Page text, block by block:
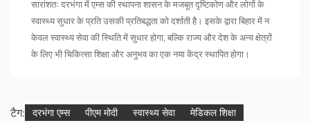
सारांशतः दरभंगा में एम्स की स्थापना शासन के मजबूत दृष्टिकोण और लोगों के
स्वास्थ्य सुधार के प्रति उसकी प्रतिबद्धता को दर्शाती है। इसके द्वारा बिहार में न
केवल स्वास्थ्य सेवा की स्थिति में सुधार होगा, बल्कि राज्य और देश के अन्य क्षेत्रों
के लिए भी चिकित्सा शिक्षा और अनुभव का एक नया केंद्र स्थापित होगा।
टैग: दरभंगा एम्स पीएम मोदी स्वास्थ्य सेवा मेडिकल शिक्षा